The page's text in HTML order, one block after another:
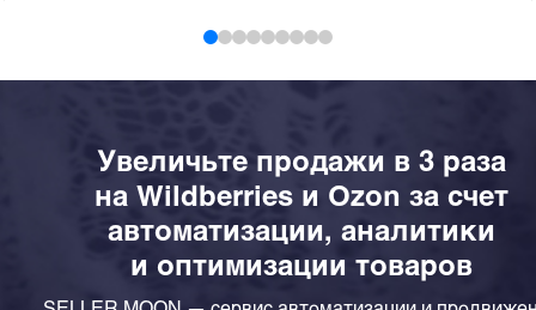
Увеличьте продажи в 3 раза
на Wildberries и Ozon за счет
автоматизации, аналитики
и оптимизации товаров